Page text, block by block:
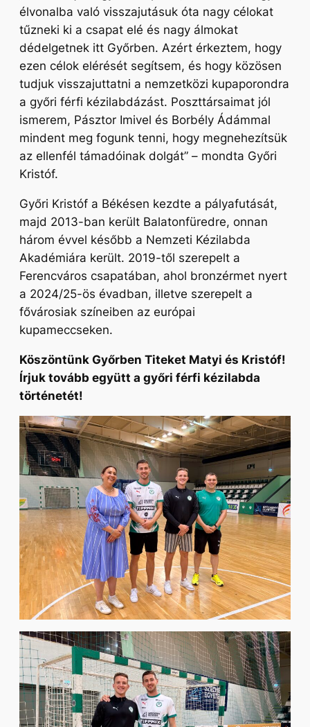
élvonalba való visszajutásuk óta nagy célokat
tűzneki ki a csapat elé és nagy álmokat
dédelgetnek itt Győrben. Azért érkeztem, hogy
ezen célok elérését segítsem, és hogy közösen
tudjuk visszajuttatni a nemzetközi kupaporondra
a győri férfi kézilabdázást. Poszttársaimat jól
ismerem, Pásztor Imivel és Borbély Ádámmal
mindent meg fogunk tenni, hogy megnehezítsük
az ellenfél támadóinak dolgát” – mondta Győri
Kristóf.
Győri Kristóf a Békésen kezdte a pályafutását,
majd 2013-ban került Balatonfüredre, onnan
három évvel később a Nemzeti Kézilabda
Akadémiára került. 2019-től szerepelt a
Ferencváros csapatában, ahol bronzérmet nyert
a 2024/25-ös évadban, illetve szerepelt a
fővárosiak színeiben az európai
kupameccseken.
Köszöntünk Győrben Titeket Matyi és Kristóf!
Írjuk tovább együtt a győri férfi kézilabda
történetét!